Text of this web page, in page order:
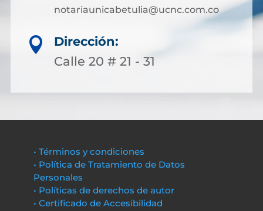
notariaunicabetulia@ucnc.com.co

Dirección:
Calle 20 # 21 - 31
• Términos y condiciones
• Política de Tratamiento de Datos
Personales
• Políticas de derechos de autor
• Certificado de Accesibilidad